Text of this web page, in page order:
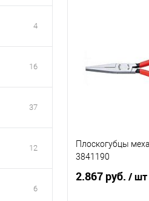
4
16
37
12
6
Плоскогубцы
3841190
2.867 руб. / шт